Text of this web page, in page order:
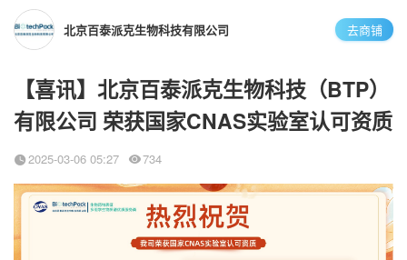
北京百泰派克生物科技有限公司 去商铺
【喜讯】北京百泰派克生物科技（BTP）
有限公司 荣获国家CNAS实验室认可资质
2025-03-06 05:27 734